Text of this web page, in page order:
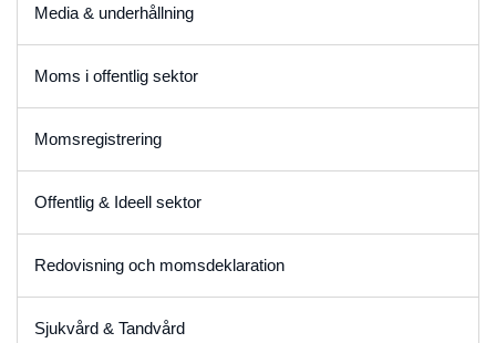
Media & underhållning
Moms i offentlig sektor
Momsregistrering
Offentlig & Ideell sektor
Redovisning och momsdeklaration
Sjukvård & Tandvård